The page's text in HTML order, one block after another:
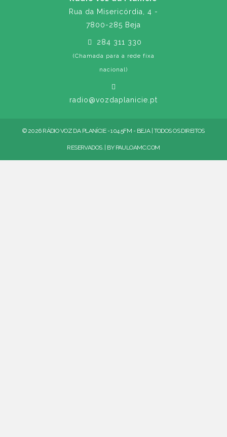
Rua da Misericórdia, 4 -
7800-285 Beja
284 311 330
(Chamada para a rede fixa
nacional)
radio@vozdaplanicie.pt
© 2026 RÁDIO VOZ DA PLANÍCIE - 104.5FM - BEJA | TODOS OS DIREITOS
RESERVADOS. | BY PAULOAMC.COM